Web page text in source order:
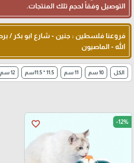
التوصيل وفقاً لحجم تلك المنتجات.
فروعنا فلسطين : جنين - شارع ابو بكر /
الله - الماصيون
الكل 10 سم 11 سم 11.5 * 11.5سم 12 سم
favorite_border -12%